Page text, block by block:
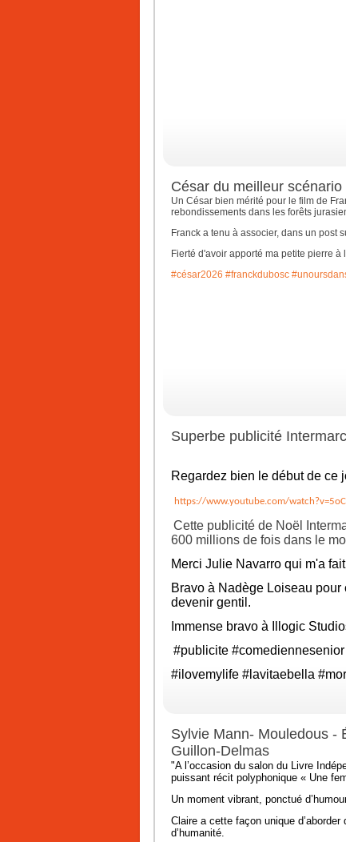
César du meilleur
Un César bien mérité pour le film de
rebondissements dans les forêts
Franck a tenu à associer, dans un post
Fierté d'avoir apporté ma petite pierre
#césar2026 #franckdubosc
Superbe publicité
Regardez bien le début de ce
https://www.youtube.com/
Cette publicité de Noël
600 millions de fois dans le
Merci Julie Navarro qui m'a
Bravo à Nadège Loiseau pour
devenir gentil.
Immense bravo à Illogic
#publicite #comediennesenior
#ilovemylife #lavitaebella
Sylvie Mann- Mouledous -
Guillon-Delmas
"A l’occasion du salon du Livre
puissant récit polyphonique « Une
Un moment vibrant, ponctué
Claire a cette façon unique
d’humanité.